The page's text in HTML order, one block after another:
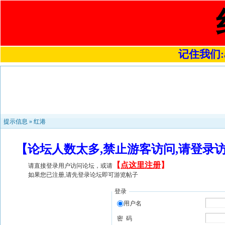
记住我们
提示信息 » 红港
【论坛人数太多,禁止游客访问,请登
请直接登录用户访问论坛，或请 【 点这里注册】
如果您已注册,请先登录论坛即可游览帖子
登录
用户名
密 码